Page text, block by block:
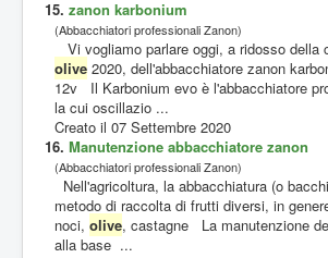
15. zanon karbonium
(Abbacchiatori professionali Zanon)
Vi vogliamo parlare oggi, a ridosso della
olive 2020, dell'abbacchiatore zanon
12v Il Karbonium evo è l'abbacchiatore
la cui oscillazio ...
Creato il 07 Settembre 2020
16. Manutenzione abbacchiatore zanon
(Abbacchiatori professionali Zanon)
Nell'agricoltura, la abbacchiatura (o
metodo di raccolta di frutti diversi, in
noci, olive, castagne La manutenzione
alla base ...